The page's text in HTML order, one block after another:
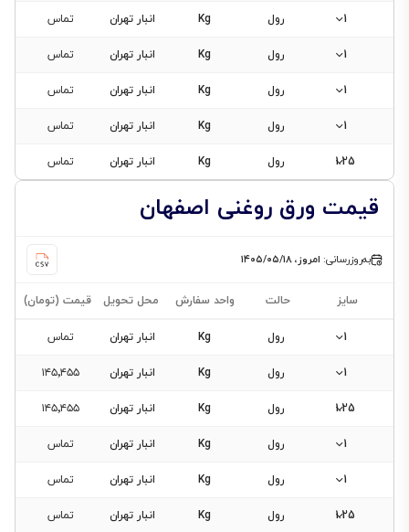
فیلتر
محصولات
1
حالت
رول
ضخامت
0.5
0.6
1
1.5
1 رول Kg انبار تهران تماس
1 رول Kg انبار تهران تماس
1 رول Kg انبار تهران تماس
1 رول Kg انبار تهران تماس
1.25 رول Kg انبار تهران تماس
قیمت ورق روغنی اصفهان
به‌روزرسانی: امروز، ۱۴۰۵/۰۵/۱۸
سایز حالت واحد سفارش محل تحویل قیمت (تومان)
1 رول Kg انبار تهران تماس
1 رول Kg انبار تهران ۱۴۵٬۴۵۵
1.25 رول Kg انبار تهران ۱۴۵٬۴۵۵
1 رول Kg انبار تهران تماس
1 رول Kg انبار تهران تماس
1.25 رول Kg انبار تهران تماس